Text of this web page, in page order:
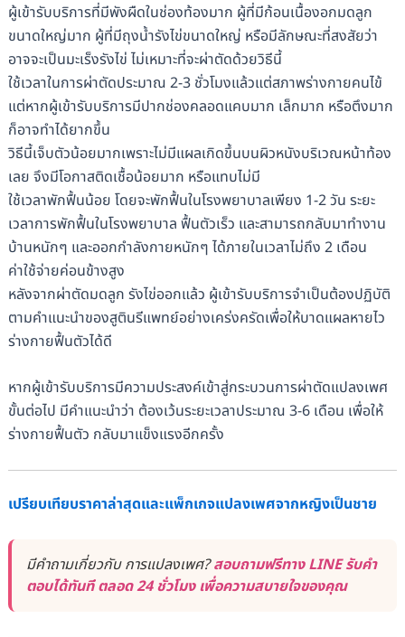
ผู้เข้ารับบริการที่มีพังผืดในช่องท้องมาก ผู้ที่มีก้อนเนื้องอกมดลูก
ขนาดใหญ่มาก ผู้ที่มีถุงน้ำรังไข่ขนาดใหญ่ หรือมีลักษณะที่สงสัยว่า
อาจจะเป็นมะเร็งรังไข่ ไม่เหมาะที่จะผ่าตัดด้วยวิธีนี้
ใช้เวลาในการผ่าตัดประมาณ 2-3 ชั่วโมงแล้วแต่สภาพร่างกายคนไข้
แต่หากผู้เข้ารับบริการมีปากช่องคลอดแคบมาก เล็กมาก หรือตึงมาก
ก็อาจทำได้ยากขึ้น
วิธีนี้เจ็บตัวน้อยมากเพราะไม่มีแผลเกิดขึ้นบนผิวหนังบริเวณหน้าท้อง
เลย จึงมีโอกาสติดเชื้อน้อยมาก หรือแทบไม่มี
ใช้เวลาพักฟื้นน้อย โดยจะพักฟื้นในโรงพยาบาลเพียง 1-2 วัน ระยะ
เวลาการพักฟื้นในโรงพยาบาล ฟื้นตัวเร็ว และสามารถกลับมาทำงาน
บ้านหนักๆ และออกกำลังกายหนักๆ ได้ภายในเวลาไม่ถึง 2 เดือน
ค่าใช้จ่ายค่อนข้างสูง
หลังจากผ่าตัดมดลูก รังไข่ออกแล้ว ผู้เข้ารับบริการจำเป็นต้องปฏิบัติ
ตามคำแนะนำของสูตินรีแพทย์อย่างเคร่งครัดเพื่อให้บาดแผลหายไว
ร่างกายฟื้นตัวได้ดี
หากผู้เข้ารับบริการมีความประสงค์เข้าสู่กระบวนการผ่าตัดแปลงเพศ
ขั้นต่อไป มีคำแนะนำว่า ต้องเว้นระยะเวลาประมาณ 3-6 เดือน เพื่อให้
ร่างกายฟื้นตัว กลับมาแข็งแรงอีกครั้ง
เปรียบเทียบราคาล่าสุดและแพ็กเกจแปลงเพศจากหญิงเป็นชาย
มีคำถามเกี่ยวกับ การแปลงเพศ?สอบถามฟรีทาง LINE รับคำ
ตอบได้ทันที ตลอด 24 ชั่วโมง เพื่อความสบายใจของคุณ